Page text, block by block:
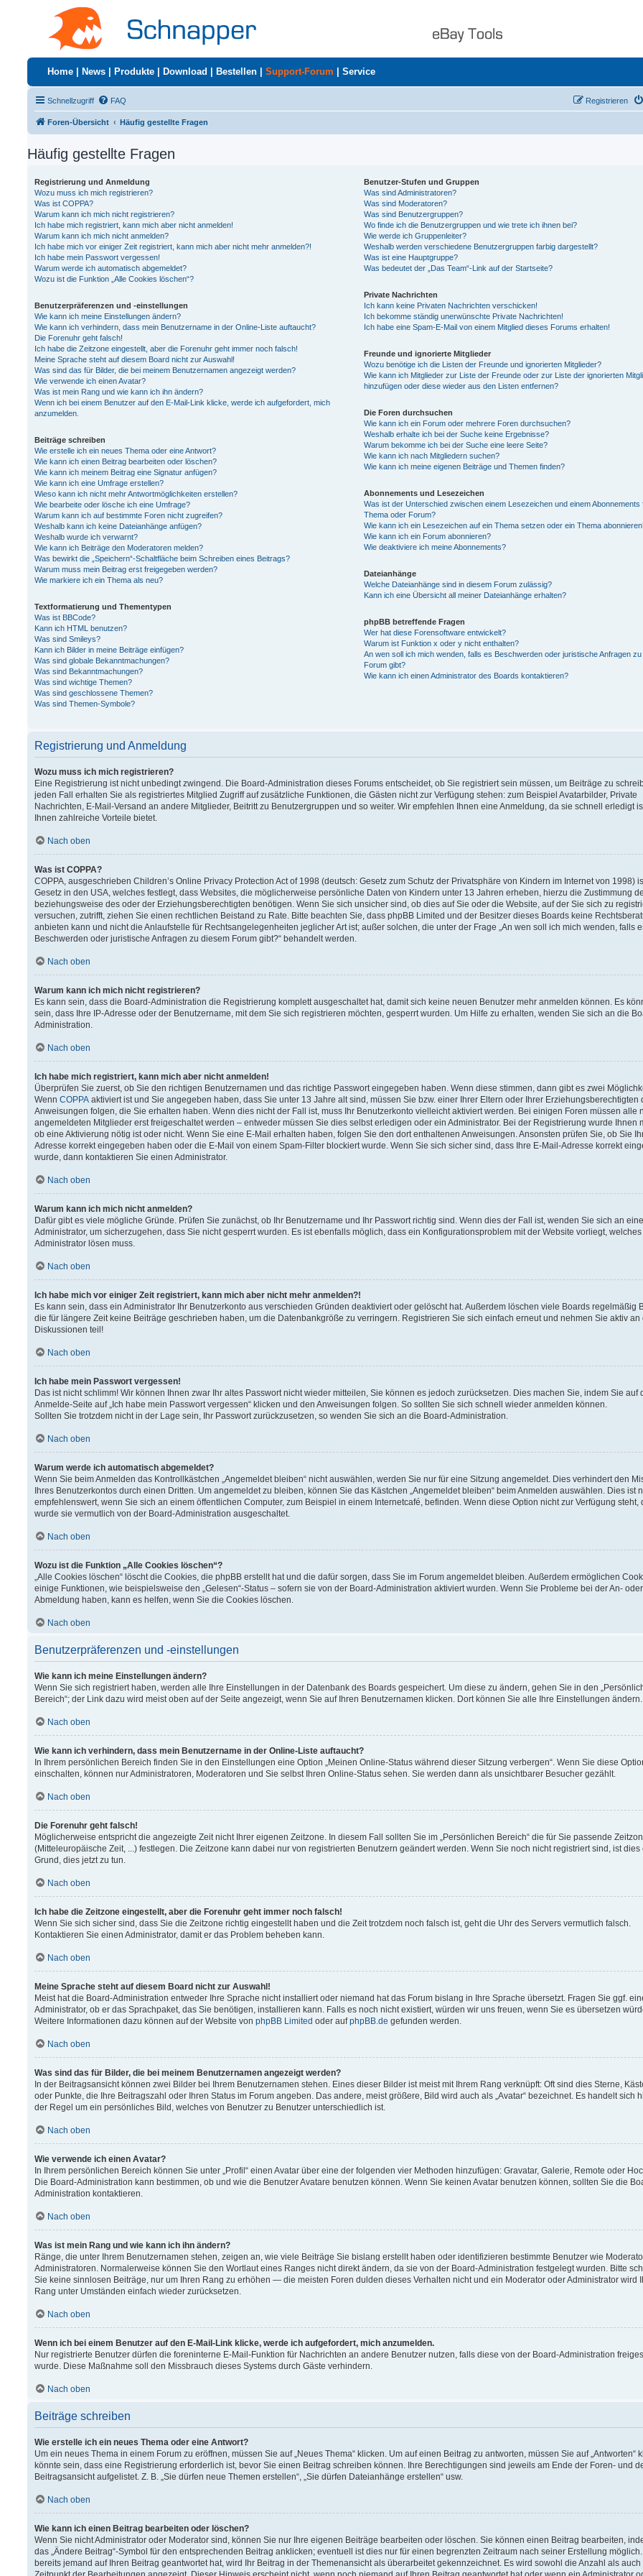
Home News Produkte Download Bestellen Support-Forum Service
Schnellzugriff FAQ Registrieren
Foren-Übersicht Häufig gestellte Fragen
Häufig gestellte Fragen
Registrierung und Anmeldung
Wozu muss ich mich registrieren?
Was ist COPPA?
Warum kann ich mich nicht registrieren?
Ich habe mich registriert, kann mich aber nicht anmelden!
Warum kann ich mich nicht anmelden?
Ich habe mich vor einiger Zeit registriert, kann mich aber nicht mehr anmelden?!
Ich habe mein Passwort vergessen!
Warum werde ich automatisch abgemeldet?
Wozu ist die Funktion „Alle Cookies löschen“?
Benutzerpräferenzen und -einstellungen
Wie kann ich meine Einstellungen ändern?
Wie kann ich verhindern, dass mein Benutzername in der Online-Liste auftaucht?
Die Forenuhr geht falsch!
Ich habe die Zeitzone eingestellt, aber die Forenuhr geht immer noch falsch!
Meine Sprache steht auf diesem Board nicht zur Auswahl!
Was sind das für Bilder, die bei meinem Benutzernamen angezeigt werden?
Wie verwende ich einen Avatar?
Was ist mein Rang und wie kann ich ihn ändern?
Wenn ich bei einem Benutzer auf den E-Mail-Link klicke, werde ich aufgefordert, mich
anzumelden.
Beiträge schreiben
Wie erstelle ich ein neues Thema oder eine Antwort?
Wie kann ich einen Beitrag bearbeiten oder löschen?
Wie kann ich meinem Beitrag eine Signatur anfügen?
Wie kann ich eine Umfrage erstellen?
Wieso kann ich nicht mehr Antwortmöglichkeiten erstellen?
Wie bearbeite oder lösche ich eine Umfrage?
Warum kann ich auf bestimmte Foren nicht zugreifen?
Weshalb kann ich keine Dateianhänge anfügen?
Weshalb wurde ich verwarnt?
Wie kann ich Beiträge den Moderatoren melden?
Was bewirkt die „Speichern“-Schaltfläche beim Schreiben eines Beitrags?
Warum muss mein Beitrag erst freigegeben werden?
Wie markiere ich ein Thema als neu?
Textformatierung und Thementypen
Was ist BBCode?
Kann ich HTML benutzen?
Was sind Smileys?
Kann ich Bilder in meine Beiträge einfügen?
Was sind globale Bekanntmachungen?
Was sind Bekanntmachungen?
Was sind wichtige Themen?
Was sind geschlossene Themen?
Was sind Themen-Symbole?
Benutzer-Stufen und Gruppen
Was sind Administratoren?
Was sind Moderatoren?
Was sind Benutzergruppen?
Wo finde ich die Benutzergruppen und wie trete ich ihnen bei?
Wie werde ich Gruppenleiter?
Weshalb werden verschiedene Benutzergruppen farbig dargestellt?
Was ist eine Hauptgruppe?
Was bedeutet der „Das Team“-Link auf der Startseite?
Private Nachrichten
Ich kann keine Privaten Nachrichten verschicken!
Ich bekomme ständig unerwünschte Private Nachrichten!
Ich habe eine Spam-E-Mail von einem Mitglied dieses Forums erhalten!
Freunde und ignorierte Mitglieder
Wozu benötige ich die Listen der Freunde und ignorierten Mitglieder?
Wie kann ich Mitglieder zur Liste der Freunde oder zur Liste der ignorierten
hinzufügen oder diese wieder aus den Listen entfernen?
Die Foren durchsuchen
Wie kann ich ein Forum oder mehrere Foren durchsuchen?
Weshalb erhalte ich bei der Suche keine Ergebnisse?
Warum bekomme ich bei der Suche eine leere Seite?
Wie kann ich nach Mitgliedern suchen?
Wie kann ich meine eigenen Beiträge und Themen finden?
Abonnements und Lesezeichen
Was ist der Unterschied zwischen einem Lesezeichen und einem Abonnements
Thema oder Forum?
Wie kann ich ein Lesezeichen auf ein Thema setzen oder ein Thema
Wie kann ich ein Forum abonnieren?
Wie deaktiviere ich meine Abonnements?
Dateianhänge
Welche Dateianhänge sind in diesem Forum zulässig?
Kann ich eine Übersicht all meiner Dateianhänge erhalten?
phpBB betreffende Fragen
Wer hat diese Forensoftware entwickelt?
Warum ist Funktion x oder y nicht enthalten?
An wen soll ich mich wenden, falls es Beschwerden oder juristische Anfragen
Forum gibt?
Wie kann ich einen Administrator des Boards kontaktieren?
Registrierung und Anmeldung
Wozu muss ich mich registrieren?
Eine Registrierung ist nicht unbedingt zwingend. Die Board-Administration dieses Forums entscheidet, ob Sie registriert sein müssen, um Beiträge zu
jeden Fall erhalten Sie als registriertes Mitglied Zugriff auf zusätzliche Funktionen, die Gästen nicht zur Verfügung stehen: zum Beispiel Avatarbilder, Private
Nachrichten, E-Mail-Versand an andere Mitglieder, Beitritt zu Benutzergruppen und so weiter. Wir empfehlen Ihnen eine Anmeldung, da sie schnell erledigt
Ihnen zahlreiche Vorteile bietet.
Nach oben
Was ist COPPA?
COPPA, ausgeschrieben Children’s Online Privacy Protection Act of 1998 (deutsch: Gesetz zum Schutz der Privatsphäre von Kindern im Internet von 1998)
Gesetz in den USA, welches festlegt, dass Websites, die möglicherweise persönliche Daten von Kindern unter 13 Jahren erheben, hierzu die Zustimmung
beziehungsweise des oder der Erziehungsberechtigten benötigen. Wenn Sie sich unsicher sind, ob dies auf Sie oder die Website, auf der Sie sich zu
versuchen, zutrifft, ziehen Sie einen rechtlichen Beistand zu Rate. Bitte beachten Sie, dass phpBB Limited und der Besitzer dieses Boards keine
anbieten kann und nicht die Anlaufstelle für Rechtsangelegenheiten jeglicher Art ist; außer solchen, die unter der Frage „An wen soll ich mich wenden, falls
Beschwerden oder juristische Anfragen zu diesem Forum gibt?“ behandelt werden.
Nach oben
Warum kann ich mich nicht registrieren?
Es kann sein, dass die Board-Administration die Registrierung komplett ausgeschaltet hat, damit sich keine neuen Benutzer mehr anmelden können. Es
sein, dass Ihre IP-Adresse oder der Benutzername, mit dem Sie sich registrieren möchten, gesperrt wurden. Um Hilfe zu erhalten, wenden Sie sich an die
Administration.
Nach oben
Ich habe mich registriert, kann mich aber nicht anmelden!
Überprüfen Sie zuerst, ob Sie den richtigen Benutzernamen und das richtige Passwort eingegeben haben. Wenn diese stimmen, dann gibt es zwei
Wenn COPPA aktiviert ist und Sie angegeben haben, dass Sie unter 13 Jahre alt sind, müssen Sie bzw. einer Ihrer Eltern oder Ihrer Erziehungsberechtigten
Anweisungen folgen, die Sie erhalten haben. Wenn dies nicht der Fall ist, muss Ihr Benutzerkonto vielleicht aktiviert werden. Bei einigen Foren müssen alle
angemeldeten Mitglieder erst freigeschaltet werden – entweder müssen Sie dies selbst erledigen oder ein Administrator. Bei der Registrierung wurde Ihnen
ob eine Aktivierung nötig ist oder nicht. Wenn Sie eine E-Mail erhalten haben, folgen Sie den dort enthaltenen Anweisungen. Ansonsten prüfen Sie, ob Sie
Adresse korrekt eingegeben haben oder die E-Mail von einem Spam-Filter blockiert wurde. Wenn Sie sich sicher sind, dass Ihre E-Mail-Adresse korrekt
wurde, dann kontaktieren Sie einen Administrator.
Nach oben
Warum kann ich mich nicht anmelden?
Dafür gibt es viele mögliche Gründe. Prüfen Sie zunächst, ob Ihr Benutzername und Ihr Passwort richtig sind. Wenn dies der Fall ist, wenden Sie sich an
Administrator, um sicherzugehen, dass Sie nicht gesperrt wurden. Es ist ebenfalls möglich, dass ein Konfigurationsproblem mit der Website vorliegt, welches
Administrator lösen muss.
Nach oben
Ich habe mich vor einiger Zeit registriert, kann mich aber nicht mehr anmelden?!
Es kann sein, dass ein Administrator Ihr Benutzerkonto aus verschieden Gründen deaktiviert oder gelöscht hat. Außerdem löschen viele Boards regelmäßig
die für längere Zeit keine Beiträge geschrieben haben, um die Datenbankgröße zu verringern. Registrieren Sie sich einfach erneut und nehmen Sie aktiv an
Diskussionen teil!
Nach oben
Ich habe mein Passwort vergessen!
Das ist nicht schlimm! Wir können Ihnen zwar Ihr altes Passwort nicht wieder mitteilen, Sie können es jedoch zurücksetzen. Dies machen Sie, indem Sie auf
Anmelde-Seite auf „Ich habe mein Passwort vergessen“ klicken und den Anweisungen folgen. So sollten Sie sich schnell wieder anmelden können.
Sollten Sie trotzdem nicht in der Lage sein, Ihr Passwort zurückzusetzen, so wenden Sie sich an die Board-Administration.
Nach oben
Warum werde ich automatisch abgemeldet?
Wenn Sie beim Anmelden das Kontrollkästchen „Angemeldet bleiben“ nicht auswählen, werden Sie nur für eine Sitzung angemeldet. Dies verhindert den
Ihres Benutzerkontos durch einen Dritten. Um angemeldet zu bleiben, können Sie das Kästchen „Angemeldet bleiben“ beim Anmelden auswählen. Dies ist
empfehlenswert, wenn Sie sich an einem öffentlichen Computer, zum Beispiel in einem Internetcafé, befinden. Wenn diese Option nicht zur Verfügung steht,
wurde sie vermutlich von der Board-Administration ausgeschaltet.
Nach oben
Wozu ist die Funktion „Alle Cookies löschen“?
„Alle Cookies löschen“ löscht die Cookies, die phpBB erstellt hat und die dafür sorgen, dass Sie im Forum angemeldet bleiben. Außerdem ermöglichen
einige Funktionen, wie beispielsweise den „Gelesen“-Status – sofern sie von der Board-Administration aktiviert wurden. Wenn Sie Probleme bei der An- oder
Abmeldung haben, kann es helfen, wenn Sie die Cookies löschen.
Nach oben
Benutzerpräferenzen und -einstellungen
Wie kann ich meine Einstellungen ändern?
Wenn Sie sich registriert haben, werden alle Ihre Einstellungen in der Datenbank des Boards gespeichert. Um diese zu ändern, gehen Sie in den
Bereich“; der Link dazu wird meist oben auf der Seite angezeigt, wenn Sie auf Ihren Benutzernamen klicken. Dort können Sie alle Ihre Einstellungen ändern.
Nach oben
Wie kann ich verhindern, dass mein Benutzername in der Online-Liste auftaucht?
In Ihrem persönlichen Bereich finden Sie in den Einstellungen eine Option „Meinen Online-Status während dieser Sitzung verbergen“. Wenn Sie diese
einschalten, können nur Administratoren, Moderatoren und Sie selbst Ihren Online-Status sehen. Sie werden dann als unsichtbarer Besucher gezählt.
Nach oben
Die Forenuhr geht falsch!
Möglicherweise entspricht die angezeigte Zeit nicht Ihrer eigenen Zeitzone. In diesem Fall sollten Sie im „Persönlichen Bereich“ die für Sie passende
(Mitteleuropäische Zeit, ...) festlegen. Die Zeitzone kann dabei nur von registrierten Benutzern geändert werden. Wenn Sie noch nicht registriert sind, ist dies
Grund, dies jetzt zu tun.
Nach oben
Ich habe die Zeitzone eingestellt, aber die Forenuhr geht immer noch falsch!
Wenn Sie sich sicher sind, dass Sie die Zeitzone richtig eingestellt haben und die Zeit trotzdem noch falsch ist, geht die Uhr des Servers vermutlich falsch.
Kontaktieren Sie einen Administrator, damit er das Problem beheben kann.
Nach oben
Meine Sprache steht auf diesem Board nicht zur Auswahl!
Meist hat die Board-Administration entweder Ihre Sprache nicht installiert oder niemand hat das Forum bislang in Ihre Sprache übersetzt. Fragen Sie ggf.
Administrator, ob er das Sprachpaket, das Sie benötigen, installieren kann. Falls es noch nicht existiert, würden wir uns freuen, wenn Sie es übersetzen
Weitere Informationen dazu können auf der Website von phpBB Limited oder aufphpBB.de gefunden werden.
Nach oben
Was sind das für Bilder, die bei meinem Benutzernamen angezeigt werden?
In der Beitragsansicht können zwei Bilder bei Ihrem Benutzernamen stehen. Eines dieser Bilder ist meist mit Ihrem Rang verknüpft: Oft sind dies Sterne,
oder Punkte, die Ihre Beitragszahl oder Ihren Status im Forum angeben. Das andere, meist größere, Bild wird auch als „Avatar“ bezeichnet. Es handelt sich
der Regel um ein persönliches Bild, welches von Benutzer zu Benutzer unterschiedlich ist.
Nach oben
Wie verwende ich einen Avatar?
In Ihrem persönlichen Bereich können Sie unter „Profil“ einen Avatar über eine der folgenden vier Methoden hinzufügen: Gravatar, Galerie, Remote oder
Die Board-Administration kann bestimmen, ob und wie die Benutzer Avatare benutzen können. Wenn Sie keinen Avatar benutzen können, sollten Sie die
Administration kontaktieren.
Nach oben
Was ist mein Rang und wie kann ich ihn ändern?
Ränge, die unter Ihrem Benutzernamen stehen, zeigen an, wie viele Beiträge Sie bislang erstellt haben oder identifizieren bestimmte Benutzer wie
Administratoren. Normalerweise können Sie den Wortlaut eines Ranges nicht direkt ändern, da sie von der Board-Administration festgelegt wurden. Bitte
Sie keine sinnlosen Beiträge, nur um Ihren Rang zu erhöhen — die meisten Foren dulden dieses Verhalten nicht und ein Moderator oder Administrator wird
Rang unter Umständen einfach wieder zurücksetzen.
Nach oben
Wenn ich bei einem Benutzer auf den E-Mail-Link klicke, werde ich aufgefordert, mich anzumelden.
Nur registrierte Benutzer dürfen die foreninterne E-Mail-Funktion für Nachrichten an andere Benutzer nutzen, falls diese von der Board-Administration
wurde. Diese Maßnahme soll den Missbrauch dieses Systems durch Gäste verhindern.
Nach oben
Beiträge schreiben
Wie erstelle ich ein neues Thema oder eine Antwort?
Um ein neues Thema in einem Forum zu eröffnen, müssen Sie auf „Neues Thema“ klicken. Um auf einen Beitrag zu antworten, müssen Sie auf „Antworten“
könnte sein, dass eine Registrierung erforderlich ist, bevor Sie einen Beitrag schreiben können. Ihre Berechtigungen sind jeweils am Ende der Foren- und
Beitragsansicht aufgelistet. Z. B. „Sie dürfen neue Themen erstellen“, „Sie dürfen Dateianhänge erstellen“ usw.
Nach oben
Wie kann ich einen Beitrag bearbeiten oder löschen?
Wenn Sie nicht Administrator oder Moderator sind, können Sie nur Ihre eigenen Beiträge bearbeiten oder löschen. Sie können einen Beitrag bearbeiten,
das „Ändere Beitrag“-Symbol für den entsprechenden Beitrag anklicken; eventuell ist dies nur für einen begrenzten Zeitraum nach seiner Erstellung
bereits jemand auf Ihren Beitrag geantwortet hat, wird Ihr Beitrag in der Themenansicht als überarbeitet gekennzeichnet. Es wird sowohl die Anzahl als auch